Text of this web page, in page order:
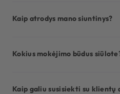
Kaip atrodys mano siuntinys?
Kokius mokėjimo būdus
Kaip galiu susisiekti su